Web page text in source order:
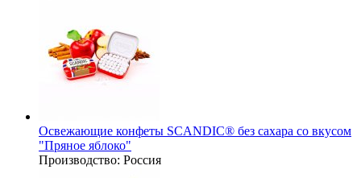
Освежающие конфеты SCANDIC® без сахара со вкусом
"Пряное яблоко"
Производство: Россия